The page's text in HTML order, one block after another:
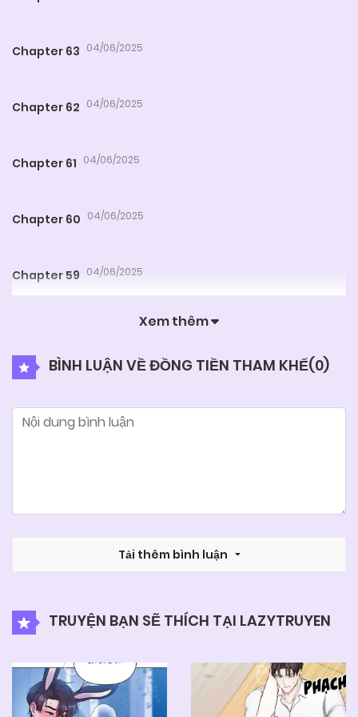
Chapter 63 04/06/2025
Chapter 62 04/06/2025
Chapter 61 04/06/2025
Chapter 60 04/06/2025
Chapter 59 04/06/2025
04/06/2025
04/06/2025
Chapter 53
Chapter 52 04/06/2025
Xem thêm
BÌNH LUẬN VỀ ĐỒNG TIỀN THAM KHẾ(0)
Tải thêm bình luận
TRUYỆN BẠN SẼ THÍCH TẠI LAZYTRUYEN